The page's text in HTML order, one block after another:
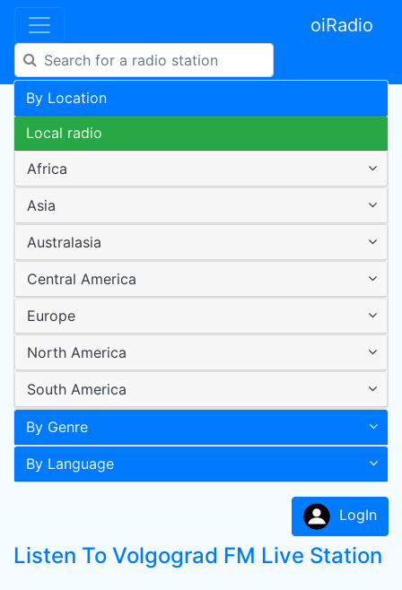
oiRadio
By Location
Local radio
Africa
Asia
Australasia
Central America
Europe
North America
South America
By Genre
By Language
LogIn
Listen To Volgograd FM Live Station